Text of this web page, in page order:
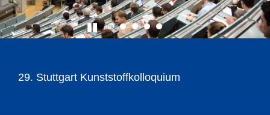
29. Stuttgart Kunststoffkolloquium